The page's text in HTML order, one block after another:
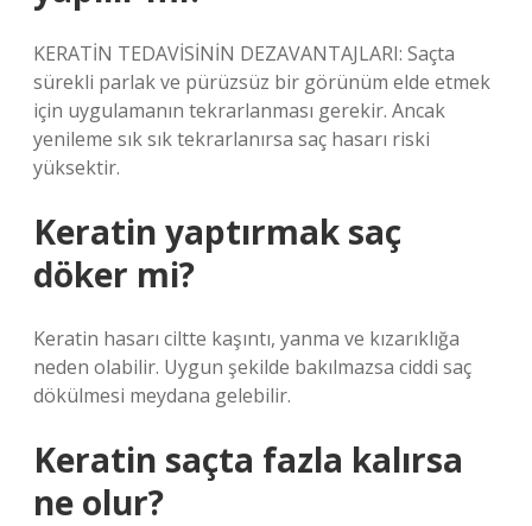
KERATİN TEDAVİSİNİN DEZAVANTAJLARI: Saçta
sürekli parlak ve pürüzsüz bir görünüm elde etmek
için uygulamanın tekrarlanması gerekir. Ancak
yenileme sık sık tekrarlanırsa saç hasarı riski
yüksektir.
Keratin yaptırmak saç
döker mi?
Keratin hasarı ciltte kaşıntı, yanma ve kızarıklığa
neden olabilir. Uygun şekilde bakılmazsa ciddi saç
dökülmesi meydana gelebilir.
Keratin saçta fazla kalırsa
ne olur?